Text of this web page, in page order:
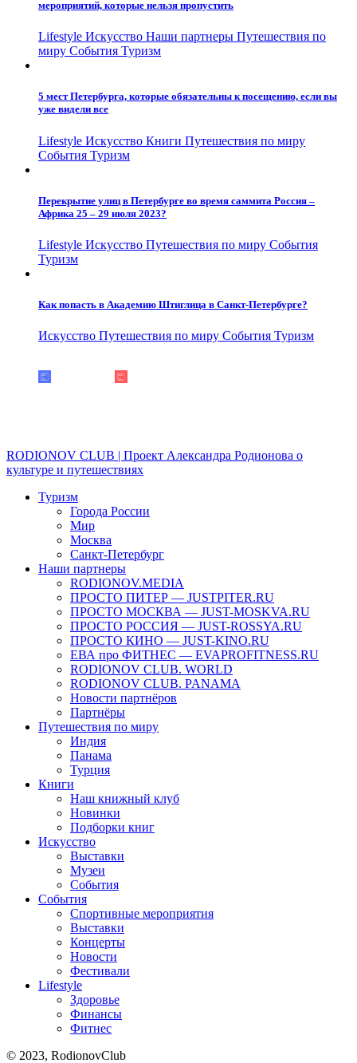
мероприятий, которые нельзя пропустить
Lifestyle Искусство Наши партнеры Путешествия по
миру События Туризм
5 мест Петербурга, которые обязательны к посещению, если вы
уже видели все
Lifestyle Искусство Книги Путешествия по миру
События Туризм
Перекрытие улиц в Петербурге во время саммита Россия –
Африка 25 – 29 июля 2023?
Lifestyle Искусство Путешествия по миру События
Туризм
Как попасть в Академию Штиглица в Санкт-Петербурге?
Искусство Путешествия по миру События Туризм
RODIONOV CLUB | Проект Александра Родионова о
культуре и путешествиях
Туризм
Города России
Мир
Москва
Санкт-Петербург
Наши партнеры
RODIONOV.MEDIA
ПРОСТО ПИТЕР — JUSTPITER.RU
ПРОСТО МОСКВА — JUST-MOSKVA.RU
ПРОСТО РОССИЯ — JUST-ROSSYA.RU
ПРОСТО КИНО — JUST-KINO.RU
ЕВА про ФИТНЕС — EVAPROFITNESS.RU
RODIONOV CLUB. WORLD
RODIONOV CLUB. PANAMA
Новости партнёров
Партнёры
Путешествия по миру
Индия
Панама
Турция
Книги
Наш книжный клуб
Новинки
Подборки книг
Искусство
Выставки
Музеи
События
События
Спортивные мероприятия
Выставки
Концерты
Новости
Фестивали
Lifestyle
Здоровье
Финансы
Фитнес
© 2023, RodionovClub